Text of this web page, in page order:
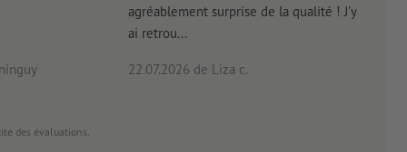
agréablement surprise de la qualité ! J'y
ai retrou...
22.07.2026 de Liza c.
des évaluations.